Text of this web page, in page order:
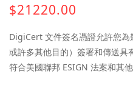
$21220.00
DigiCert 文件簽名憑證允許您
或許多其他目的）簽署和傳送具
符合美國聯邦 ESIGN 法案和其